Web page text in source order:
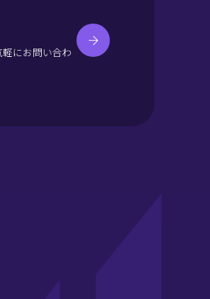
にお問い合わ